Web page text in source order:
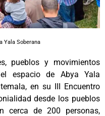
Yala Soberana
pueblos y movimientos
espacio de Abya Yala
en su III Encuentro
desde los pueblos
cerca de 200 personas,